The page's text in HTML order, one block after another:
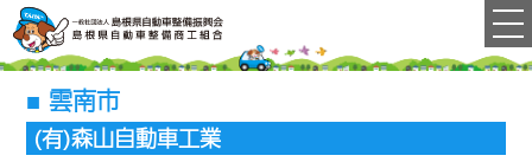
雲南市
(有)森山自動車工業